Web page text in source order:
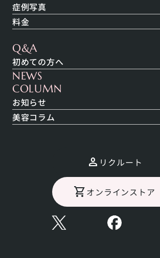
症例写真
料金
Q&A
初めての方へ
NEWS
COLUMN
お知らせ
美容コラム
リクルート
オンラインストア
し、DMAの電気刺激でSMAS筋（表情
だ筋肉を効果的に収縮するため、即
リスク・副作用
稀に赤み、火傷、ほてり感
標準的な治療期間や回数等
１回。２～４週間ごとの継続が理想的。